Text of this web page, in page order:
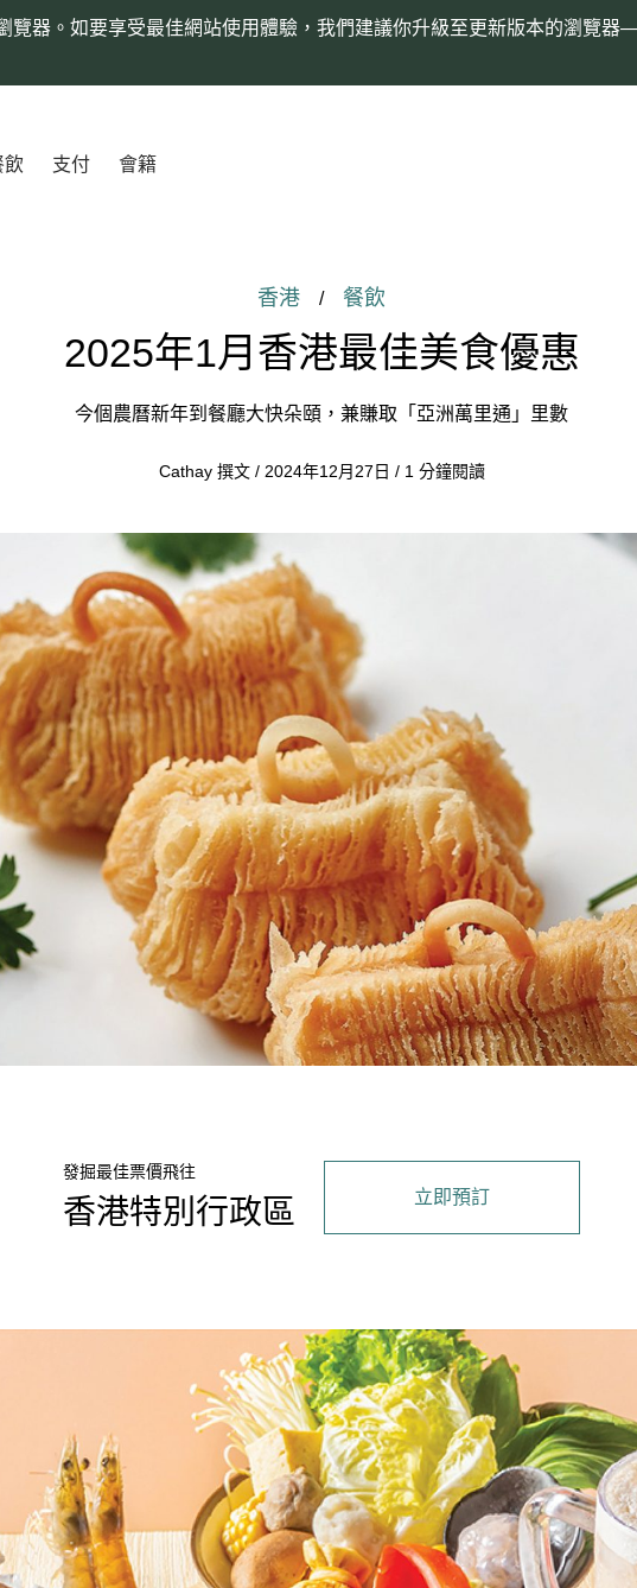
覽器。如要享受最佳網站使用體驗，我們建議你升級至更新版本的瀏覽器
飲 支付 會籍
香港 / 餐飲
2025年1月香港最佳美食優惠
今個農曆新年到餐廳大快朵頤，兼賺取「亞洲萬里通」里數
Cathay 撰文 / 2024年12月27日 / 1 分鐘閱讀
發掘最佳票價飛往
香港特別行政區 立即預訂